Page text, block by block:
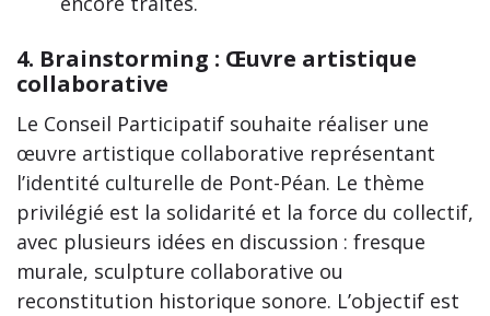
4. Brainstorming : Œuvre artistique
collaborative
Le Conseil Participatif souhaite réaliser une
œuvre artistique collaborative représentant
l’identité culturelle de Pont-Péan. Le thème
privilégié est la solidarité et la force du collectif,
avec plusieurs idées en discussion : fresque
murale, sculpture collaborative ou
reconstitution historique sonore. L’objectif est